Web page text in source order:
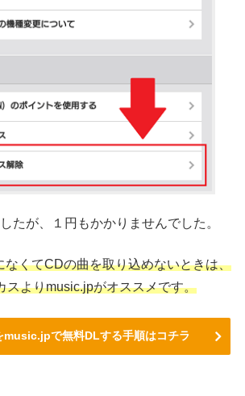
たが、１円もかかりませんでした。
なくてCDの曲を取り込めないときは、
スよりmusic.jpがオススメです。
music.jpで無料DLする手順はコチラ